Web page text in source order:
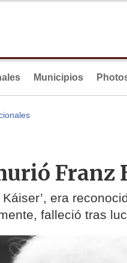
Municipios
Franz
era
falleció tras